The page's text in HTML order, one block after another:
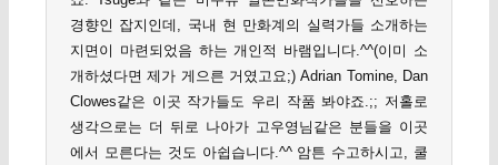
경향인 잡지인데, 국내 현 만화계의 실력가들 소개하는
지면이 마련되었음 하는 개인적 바램입니다.^^(이미 소
개하셨다면 제가 게으른 거였고요;) Adrian Tomine, Dan
Clowes같은 이곳 작가들도 우리 작품 봐야죠.;; 저홀로
생각으로는 더 뒤로 나아가 고우영님같은 분들을 이곳
에서 모른다는 것도 아쉽습니다.^^ 암튼 수고하시고, 쿨